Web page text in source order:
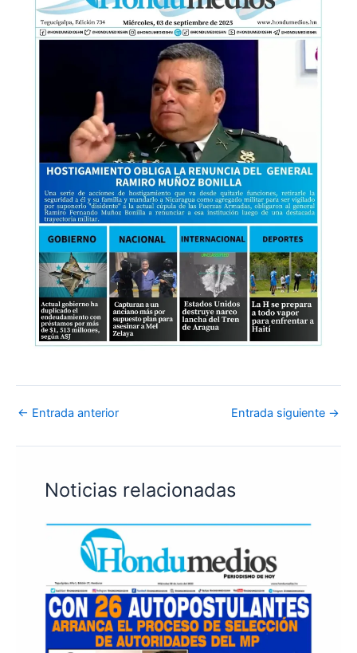
← Entrada anterior Entrada siguiente →
Noticias relacionadas